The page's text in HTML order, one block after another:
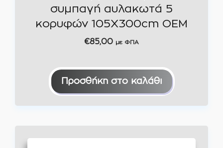
συμπαγή αυλακωτά 5
κορυφών 105Χ300cm OEM
€85,00 με ΦΠΑ
Προσθήκη στο καλάθι